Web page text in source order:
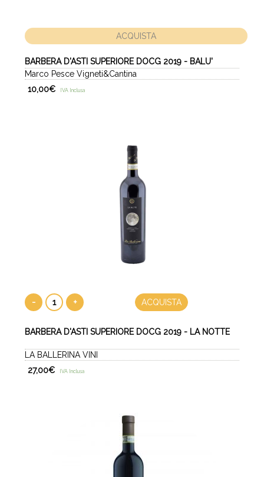
ACQUISTA
BARBERA D'ASTI SUPERIORE DOCG 2019 - BALU'
Marco Pesce Vigneti&Cantina
10,00€ IVA Inclusa
- + ACQUISTA
BARBERA D'ASTI SUPERIORE DOCG 2019 - LA NOTTE
LA BALLERINA VINI
27,00€ IVA Inclusa